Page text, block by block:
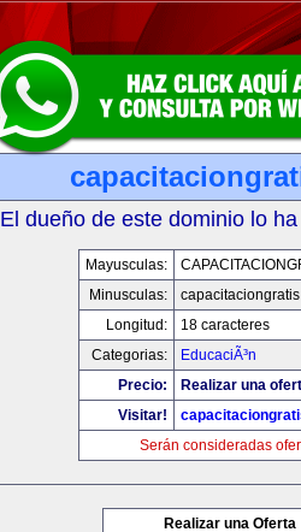
El dueño de este dominio lo
Mayusculas:
Minusculas:
Longitud:
18 caracteres
Categorias:
EducaciÃ³n
Precio:
Realizar una
Visitar!
Serán consideradas
Realizar una Oferta